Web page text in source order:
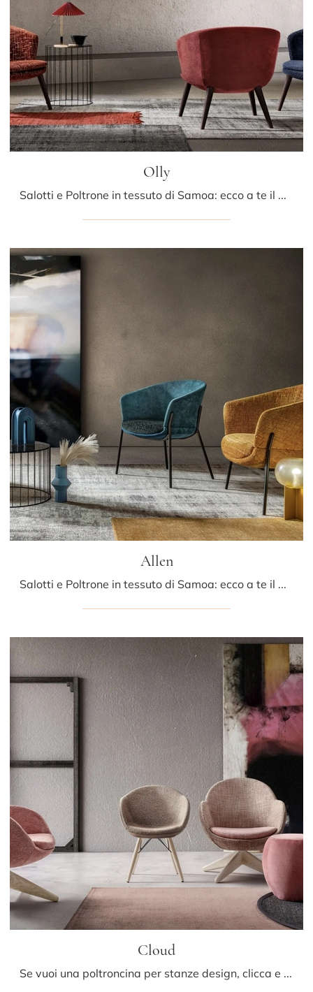
Olly
Salotti e Poltrone in tessuto di Samoa: ecco a te il modello Olly in tessuto per valorizzare i tuoi spazi.
Allen
Salotti e Poltrone in tessuto di Samoa: ecco a te il modello Allen in tessuto per impreziosire i tuoi spazi.
Cloud
Se vuoi una poltroncina per stanze design, clicca e leggi di più sul modello Cloud in tessuto del brand Samoa.